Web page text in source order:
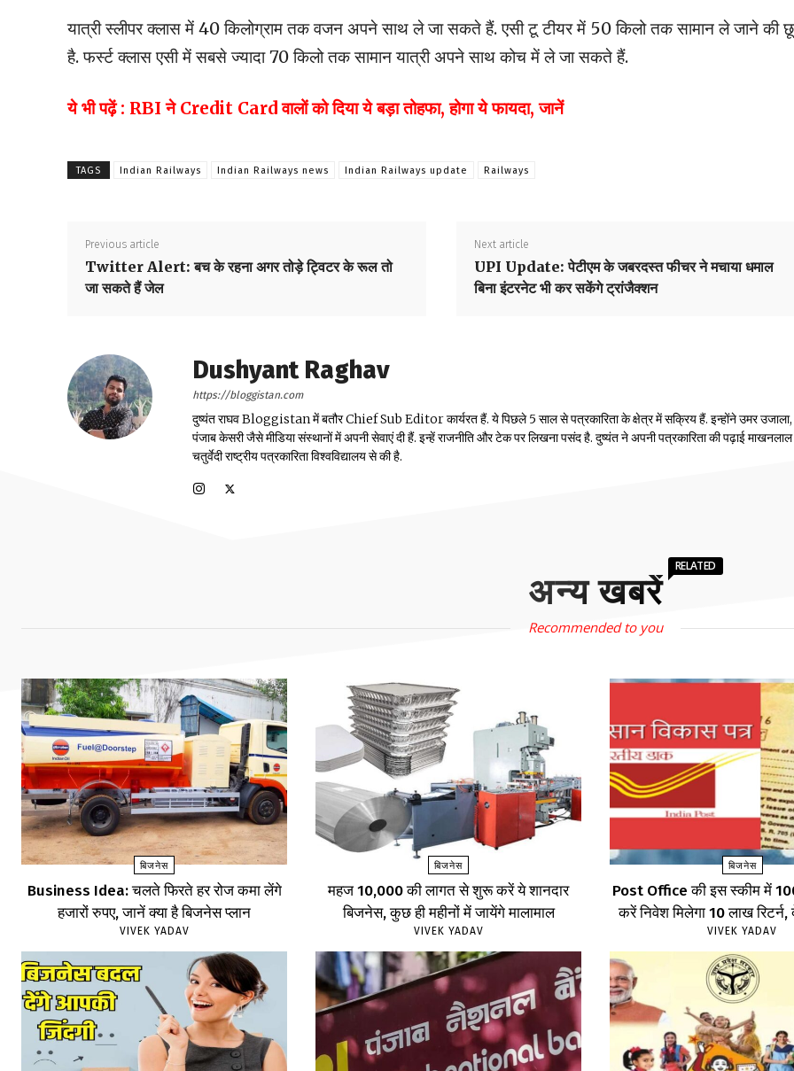
यात्री स्‍लीपर क्‍लास में 40 किलोग्राम तक वजन अपने साथ ले जा सकते हैं. एसी टू टीयर में 50 किलो तक सामान ले जाने की
है. फर्स्‍ट क्‍लास एसी में सबसे ज्‍यादा 70 किलो तक सामान यात्री अपने साथ कोच में ले जा सकते हैं.
ये भी पढ़ें : RBI ने Credit Card वालों को दिया ये बड़ा तोहफा, होगा ये फायदा, जानें
TAGS Indian Railways Indian Railways news Indian Railways update Railways
Previous article
Twitter Alert: बच के रहना अगर तोड़े ट्विटर के रूल तो
जा सकते हैं जेल
Next article
UPI Update: पेटीएम के जबरदस्त फीचर ने मचाया धमाल
बिना इंटरनेट भी कर सकेंगे ट्रांजैक्शन
Dushyant Raghav
https://bloggistan.com
दुष्यंत राघव Bloggistan में बतौर Chief Sub Editor कार्यरत हैं. ये पिछले 5 साल से पत्रकारिता के क्षेत्र में सक्रिय हैं. इन्होंने उमर उजाला,
पंजाब केसरी जैसे मीडिया संस्थानों में अपनी सेवाएं दी हैं. इन्हें राजनीति और टेक पर लिखना पसंद है. दुष्यंत ने अपनी पत्रकारिता की पढ़ाई माखनलाल
चतुर्वेदी राष्ट्रीय पत्रकारिता विश्वविद्यालय से की है.
अन्य खबरें
RELATED
Recommended to you
बिजनेस
Business Idea: चलते फिरते हर रोज कमा लेंगे
हजारों रुपए, जानें क्या है बिजनेस प्लान
VIVEK YADAV
बिजनेस
महज ₹10,000 की लागत से शुरू करें ये शानदार
बिजनेस, कुछ ही महीनों में जायेंगे मालामाल
VIVEK YADAV
बिजनेस
Post Office की इस स्कीम में
करें निवेश मिलेगा 10 लाख
VIVEK YADAV